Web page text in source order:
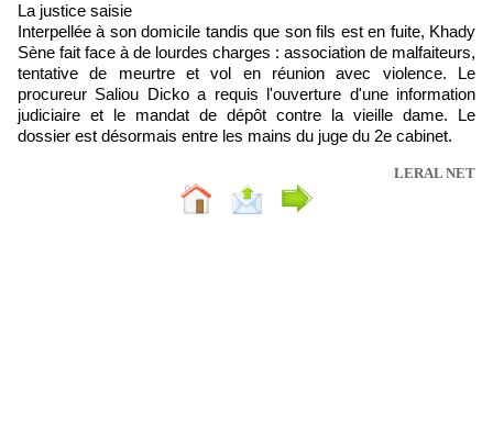
La justice saisie
Interpellée à son domicile tandis que son fils est en fuite, Khady
Sène fait face à de lourdes charges : association de malfaiteurs,
tentative de meurtre et vol en réunion avec violence. Le
procureur Saliou Dicko a requis l'ouverture d'une information
judiciaire et le mandat de dépôt contre la vieille dame. Le
dossier est désormais entre les mains du juge du 2e cabinet.
LERAL NET